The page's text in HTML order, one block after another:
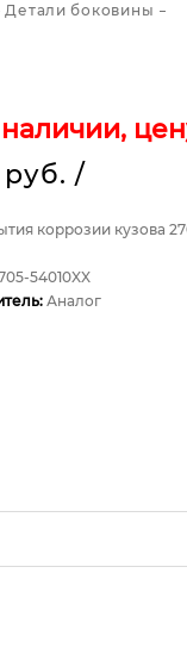
Детали боковины
/
коррозии кузова
54010XX
Аналог